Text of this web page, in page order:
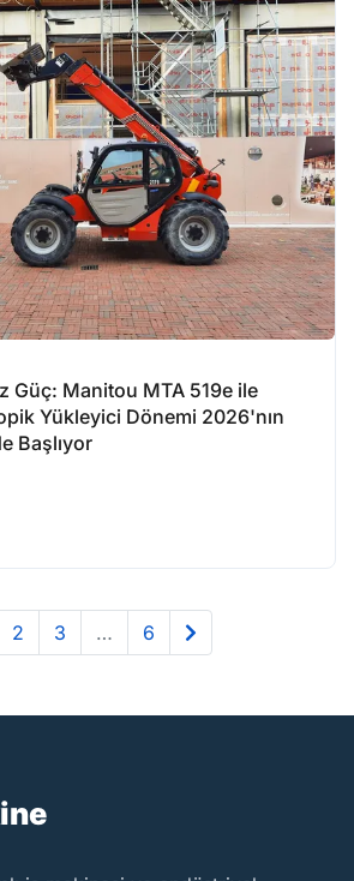
Güç: Manitou MTA 519e ile
Yükleyici Dönemi 2026'nın
Başlıyor
2 3 … 6